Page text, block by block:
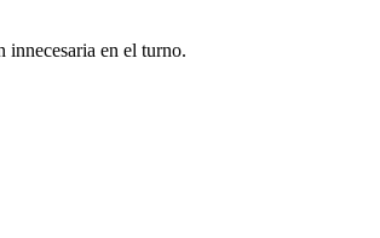
innecesaria en el turno.